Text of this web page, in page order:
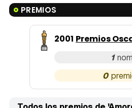
PREMIOS
2001 Premios
1
0